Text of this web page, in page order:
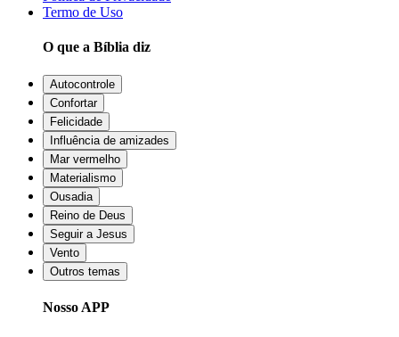
Termo de Uso
O que a Bíblia diz
Autocontrole
Confortar
Felicidade
Influência de amizades
Mar vermelho
Materialismo
Ousadia
Reino de Deus
Seguir a Jesus
Vento
Outros temas
Nosso APP